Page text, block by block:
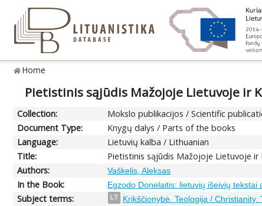
Home
Pietistinis sąjūdis Mažojoje Lietuvoje ir
Collection:
Mokslo publikacijos / Scientific
Document Type:
Knygų dalys / Parts of the books
Language:
Lietuvių kalba / Lithuanian
Title:
Pietistinis sąjūdis Mažojoje Lietuvoje ir
Authors:
Vaškelis, Aleksas
In the Book: Egzodo Donelaitis: lietuvių išeivių tekstai
Subject terms:
LT Krikščionybė. Teologija / Christianity.